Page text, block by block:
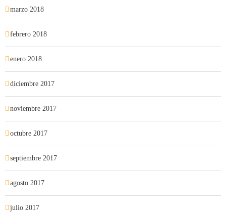
marzo 2018
febrero 2018
enero 2018
diciembre 2017
noviembre 2017
octubre 2017
septiembre 2017
agosto 2017
julio 2017